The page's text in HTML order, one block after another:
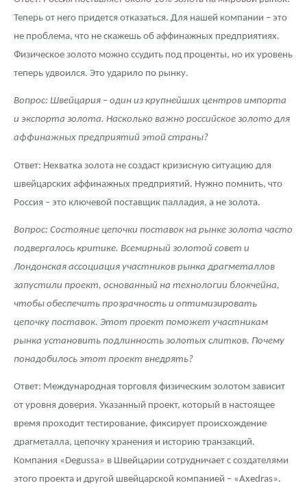
Русская нумизматика
Золотая карманная галерея
Монеты и жетоны из недрагоценных металлов
Книги по нумизматике
Теперь от него придется отказаться. Для нашей компании – это
не проблема, что не скажешь об аффинажных предприятиях.
Физическое золото можно ссудить под проценты, но их уровень
теперь удвоился. Это ударило по рынку.
Вопрос: Швейцария – один из крупнейших центров импорта
и экспорта золота. Насколько важно российское золото для
аффинажных предприятий этой страны?
Ответ: Нехватка золота не создаст кризисную ситуацию для
швейцарских аффинажных предприятий. Нужно помнить, что
Россия – это ключевой поставщик палладия, а не золота.
Вопрос: Состояние цепочки поставок на рынке золота часто
подвергалось критике. Всемирный золотой совет и
Лондонская ассоциация участников рынка драгметаллов
запустили проект, основанный на технологии блокчейна,
чтобы обеспечить прозрачность и оптимизировать
цепочку поставок. Этот проект поможет участникам
рынка установить подлинность золотых слитков. Почему
понадобилось этот проект внедрять?
Ответ: Международная торговля физическим золотом зависит
от уровня доверия. Указанный проект, который в настоящее
время проходит тестирование, фиксирует происхождение
драгметалла, цепочку хранения и историю транзакций.
Компания «Degussa» в Швейцарии сотрудничает с создателями
этого проекта и другой швейцарской компанией – «Axedras».